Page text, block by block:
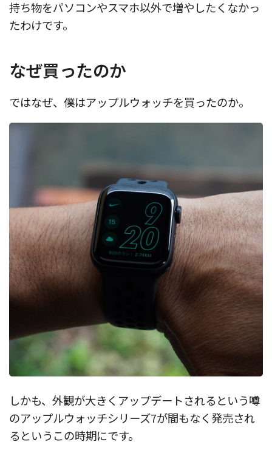
持ち物をパソコンやスマホ以外で増やしたくなかっ
たわけです。
なぜ買ったのか
ではなぜ、僕はアップルウォッチを買ったのか。
しかも、外観が大きくアップデートされるという噂
のアップルウォッチシリーズ7が間もなく発売され
るというこの時期にです。